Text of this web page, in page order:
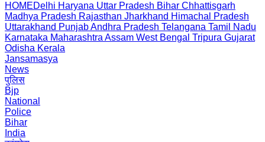
HOMEDelhi Haryana Uttar Pradesh Bihar Chhattisgarh
Madhya Pradesh Rajasthan Jharkhand Himachal Pradesh
Uttarakhand PunjabAndhra Pradesh Telangana Tamil Nadu
Karnataka Maharashtra Assam West Bengal Tripura Gujarat
Odisha Kerala
Jansamasya
News
पुलिस
Bjp
National
Police
Bihar
India